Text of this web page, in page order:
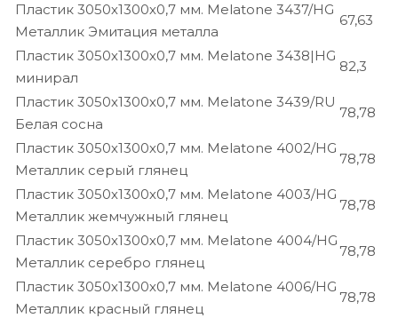
Пластик 3050х1300х0,7 мм. Melatone 3437/HG
Металлик Эмитация металла
67,63
Пластик 3050х1300х0,7 мм. Melatone 3438|HG
минирал
82,3
Пластик 3050х1300х0,7 мм. Melatone 3439/RU
Белая сосна
78,78
Пластик 3050х1300х0,7 мм. Melatone 4002/HG
Металлик серый глянец
78,78
Пластик 3050х1300х0,7 мм. Melatone 4003/HG
Металлик жемчужный глянец
78,78
Пластик 3050х1300х0,7 мм. Melatone 4004/HG
Металлик серебро глянец
78,78
Пластик 3050х1300х0,7 мм. Melatone 4006/HG
Металлик красный глянец
78,78